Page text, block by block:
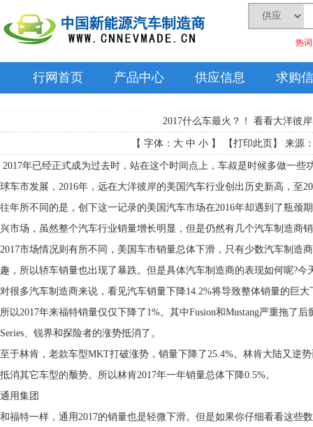
热
行网首页 产品中心 供应信息 求购
2017什么车最火？！ 看看大洋彼
【 字体： 大 中 小 】 【打印此页 】 来源
2017年已经正式成为过去时，站在这个时间点上，车叔是时候多做一
球车市发展，2016年，远在大洋彼岸的美国汽车行业创出历史新高，至
往年所不同的是，创下这一记录的美国汽车市场在2016年却遇到了瓶颈
兴市场，虽然整个汽车行业销量增长明显，但是仍然有几个汽车制造商
2017市场情况则有所不同，美国车市销量总体下滑，只有少数汽车制造
趣，所以轿车销量也出现了暴跌。但是具体汽车制造商的表现如何呢?今
对很多汽车制造商来说，看见汽车销量下降14.2%将导致整体销量的巨
所以2017年来福特销量仅仅下降了1%。其中Fusion和Mustang严重拖了
Series、锐界和探险者的涨势抵消了。
至于林肯，老款车型MKT打破涨势，销量下降了25.4%。林肯大陆又逆
抵消其它车型的颓势。所以林肯2017年一年销量总体下降0.5%。
通用集团
和福特一样，通用2017的销量也是轻微下滑。但是如果你仔细看看这些